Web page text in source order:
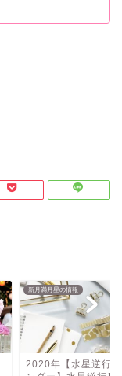
新月満月星の情報
2020年【水星逆行